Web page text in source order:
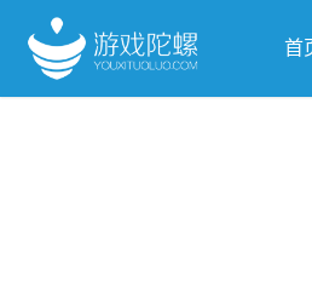
首